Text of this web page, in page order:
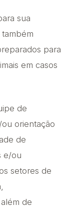
sua
para
em casos
de
orientação
de
e/ou
setores de
de